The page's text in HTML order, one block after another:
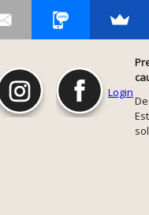
Login